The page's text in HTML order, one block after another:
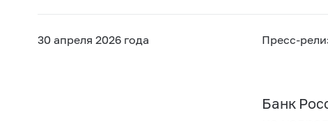
30 апреля 2026 года Пресс-
Банк